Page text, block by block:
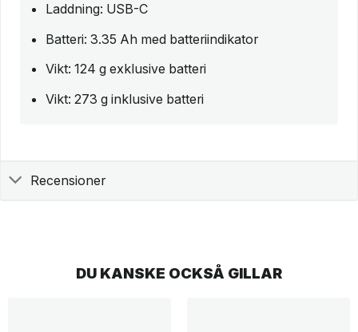
Laddning: USB-C
Batteri: 3.35 Ah med batteriindikator
Vikt: 124 g exklusive batteri
Vikt: 273 g inklusive batteri
Recensioner
DU KANSKE OCKSÅ GILLAR